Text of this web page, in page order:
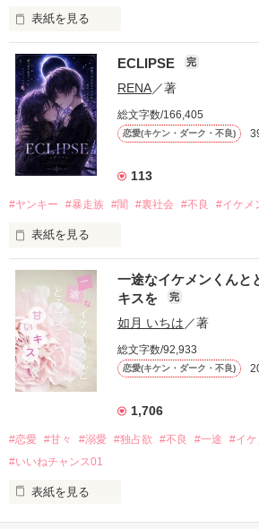
表紙を見る
「好きだったから、別れを選んだ。」
モテる人を好きになるのが怖かった。
だから私は、中学時代に大好きだった彼
もう会うことはないと思っていたのに、
高校生になって再会した彼は、隣の学校
他の女の子には冷たいのに
私にだけ昔と変わらない笑顔を向けてく
「澪ちゃん。」
それは止まっていた恋が再び動き始める
✨.ﾟ･*..☆.｡.:*✨.☆.｡.:. *:ﾟ✨.ﾟ･*..☆.｡.:*✨
冴木澪-SaekiMio
ECLIPSE 完
RENA／著
総文字数/166,405
恋愛(キケン・ダーク・不良)
113
#ヤンキー #暴走族 #闇 #裏社会 #不良 #イケメ
表紙を見る
表紙画像はAIです
作品を読む
一途なイケメンくんと
キスを
完
如月 いちは ／著
総文字数/92,933
恋愛(キケン・ダーク・不良)
1,706
#恋愛 #甘々 #溺愛 #独占欲 #不良 #一途 #イケ
#いいねチャンス01
表紙を見る